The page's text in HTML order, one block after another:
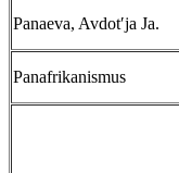
Panaeva, Avdotʹja Ja.
Panafrikanismus